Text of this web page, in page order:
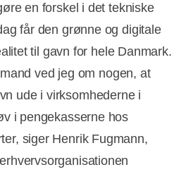
en forskel i det tekniske
får den grønne og digitale
til gavn for hele Danmark.
ved jeg om nogen, at
ude i virksomhederne i
i pengekasserne hos
siger Henrik Fugmann,